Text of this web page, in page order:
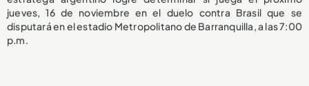
jueves, 16 de noviembre en el duelo contra Brasil que se
disputará en el estadio Metropolitano de Barranquilla, a las 7:00
p.m.